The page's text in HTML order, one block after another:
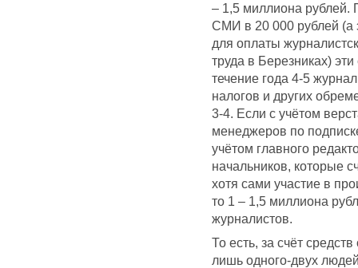
– 1,5 миллиона рублей.
СМИ в 20 000 рублей (а
для оплаты
труда в Березниках)
течение года 4-5
налогов и других
3-4. Если с учётом
менеджеров по
учётом главного
начальников, которые
хотя сами участие в
то 1 – 1,5 миллиона
журналистов.
То есть, за счёт
лишь одного-двух